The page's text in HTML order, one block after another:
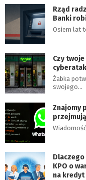
Rząd
Banki
Osiem lat
Czy
Żabka
swojego…
Znajomy
Dlaczego
KPO o
na kredyt